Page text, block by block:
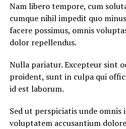
Nam libero tempore, cum
cumque nihil impedit quo
facere possimus, omnis
dolor repellendus.
Nulla pariatur. Excepteur sint
proident, sunt in culpa qui
id est laborum.
Sed ut perspiciatis unde
voluptatem accusantium